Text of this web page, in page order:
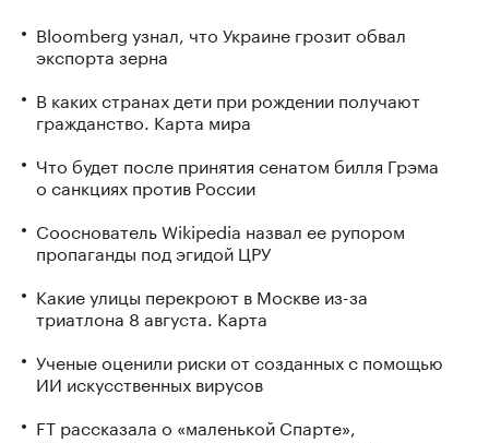
Bloomberg узнал, что Украине грозит обвал
экспорта зерна
В каких странах дети при рождении получают
гражданство. Карта мира
Что будет после принятия сенатом билля Грэма
о санкциях против России
Сооснователь Wikipedia назвал ее рупором
пропаганды под эгидой ЦРУ
Какие улицы перекроют в Москве из-за
триатлона 8 августа. Карта
Ученые оценили риски от созданных с помощью
ИИ искусственных вирусов
FT рассказала о «маленькой Спарте»,